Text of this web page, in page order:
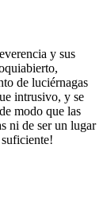
y sus
de luciérnagas
intrusivo, y se
modo que las
ni de ser un lugar